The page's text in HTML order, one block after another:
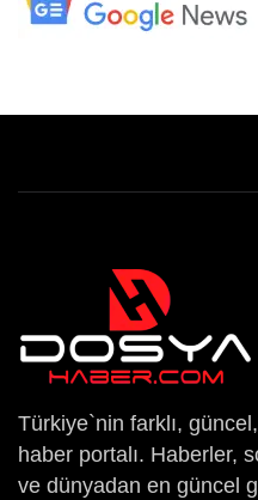
Türkiye`nin farklı,
haber portalı. Haberler,
ve dünyadan en güncel